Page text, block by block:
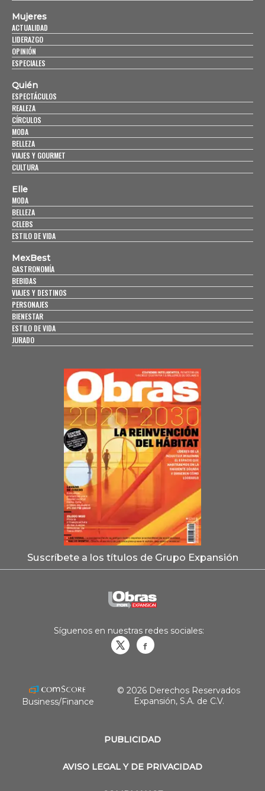
Mujeres
ACTUALIDAD
LIDERAZGO
OPINIÓN
ESPECIALES
Quién
ESPECTÁCULOS
REALEZA
CÍRCULOS
MODA
BELLEZA
VIAJES Y GOURMET
CULTURA
Elle
MODA
BELLEZA
CELEBS
ESTILO DE VIDA
MexBest
GASTRONOMÍA
BEBIDAS
VIAJES Y DESTINOS
PERSONAJES
BIENESTAR
ESTILO DE VIDA
JURADO
Suscríbete a los títulos de Grupo Expansión
PUBLICIDAD
AVISO LEGAL Y DE PRIVACIDAD
Síguenos en nuestras redes sociales:
Business/Finance
© 2026 Derechos Reservados
Expansión, S.A. de C.V.